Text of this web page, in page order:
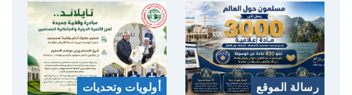
رسالة الموقع أولويات وتحديات